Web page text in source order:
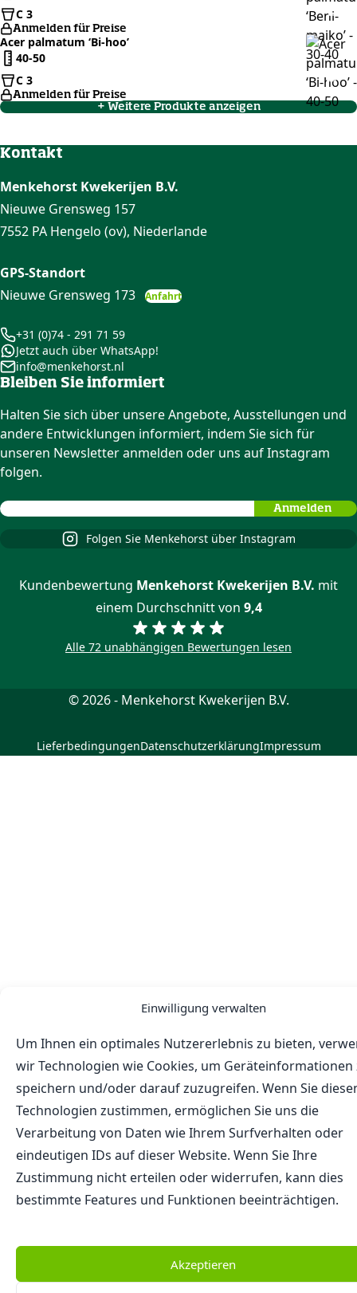
Einwilligung verwalten
Um Ihnen ein optimales Nutzererlebnis zu bieten,
wir Technologien wie Cookies, um Geräteinformationen
speichern und/oder darauf zuzugreifen. Wenn Sie
Technologien zustimmen, ermöglichen Sie uns die
Verarbeitung von Daten wie Ihrem Surfverhalten oder
eindeutigen IDs auf dieser Website. Wenn Sie Ihre
Zustimmung nicht erteilen oder widerrufen, kann dies
bestimmte Features und Funktionen beeinträchtigen.
Akzeptieren
C 3
Anmelden für Preise
Acer palmatum ‘Bi-hoo’
40-50
C 3
Anmelden für Preise
+ Weitere Produkte anzeigen
Kontakt
Menkehorst Kwekerijen B.V.
Nieuwe Grensweg 157
7552 PA Hengelo (ov), Niederlande
GPS-Standort
Nieuwe Grensweg 173
Anfahrt
+31 (0)74 - 291 71 59
Jetzt auch über WhatsApp!
info@menkehorst.nl
Bleiben Sie informiert
Halten Sie sich über unsere Angebote, Ausstellungen und
andere Entwicklungen informiert, indem Sie sich für
unseren Newsletter anmelden oder uns auf Instagram
folgen.
Folgen Sie Menkehorst über Instagram
Kundenbewertung Menkehorst Kwekerijen B.V. mit
einem Durchschnitt von 9,4
Alle 72 unabhängigen Bewertungen lesen
© 2026 - Menkehorst Kwekerijen B.V.
LieferbedingungenDatenschutzerklärungImpressum